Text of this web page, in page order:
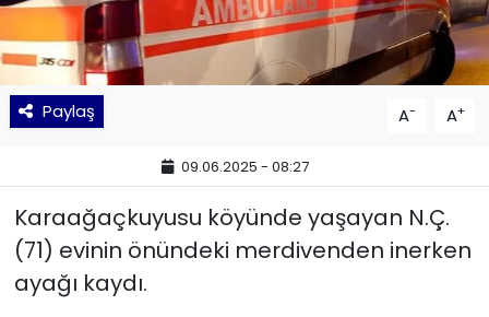
Paylaş A- A+
09.06.2025 - 08:27
Karaağaçkuyusu köyünde yaşayan N.Ç.
(71) evinin önündeki merdivenden inerken
ayağı kaydı.
POLİTİKA
SAĞLIK
SPOR
TEKNOLOJİ